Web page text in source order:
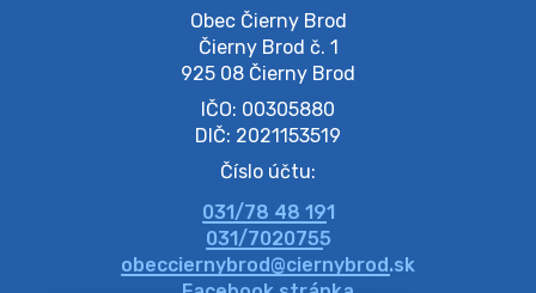
Zber separovaného odpadu plastu-
Szeparált műanya…
Oznamujeme obyvateľom, že v stredu 05. augusta
prebehne zber separovaného odpadu plastu. Prosíme
obyvateľov, aby vrecia s odpadom vyložili pred dom už
večer vopred, nakoľko firma F…
4. augusta 2026 09:51
Oznámenie o plánovanom prerušení dodávky
elektri…
Oznamujeme Vám, že v určitých dňoch bude v
Obec Čierny Brod
Čierny Brod č. 1
925 08 Čierny Brod
IČO: 00305880
DIČ: 2021153519
Číslo účtu:
031/78 48 191
031/7020755
obecciernybrod@ciernybrod.sk